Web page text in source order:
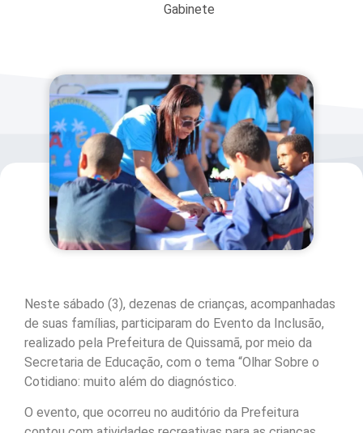
Gabinete
Neste sábado (3), dezenas de crianças, acompanhadas
de suas famílias, participaram do Evento da Inclusão,
realizado pela Prefeitura de Quissamã, por meio da
Secretaria de Educação, com o tema “Olhar Sobre o
Cotidiano: muito além do diagnóstico.
O evento, que ocorreu no auditório da Prefeitura